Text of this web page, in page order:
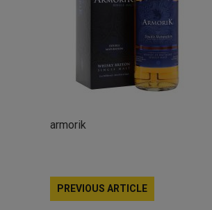
armorik
PREVIOUS ARTICLE